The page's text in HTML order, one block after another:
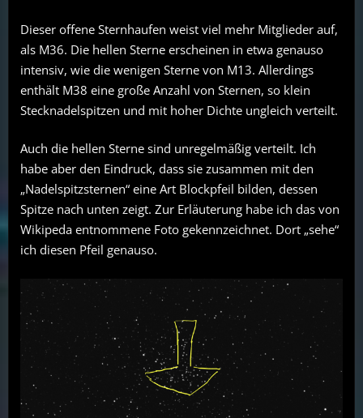
Dieser offene Sternhaufen weist viel mehr Mitglieder auf,
als M36. Die hellen Sterne erscheinen in etwa genauso
intensiv, wie die wenigen Sterne von M13. Allerdings
enthält M38 eine große Anzahl von Sternen, so klein
Stecknadelspitzen und mit hoher Dichte ungleich verteilt.
Auch die hellen Sterne sind unregelmäßig verteilt. Ich
habe aber den Eindruck, dass sie zusammen mit den
„Nadelspitzsternen“ eine Art Blockpfeil bilden, dessen
Spitze nach unten zeigt. Zur Erläuterung habe ich das von
Wikipeda entnommene Foto gekennzeichnet. Dort „sehe“
ich diesen Pfeil genauso.